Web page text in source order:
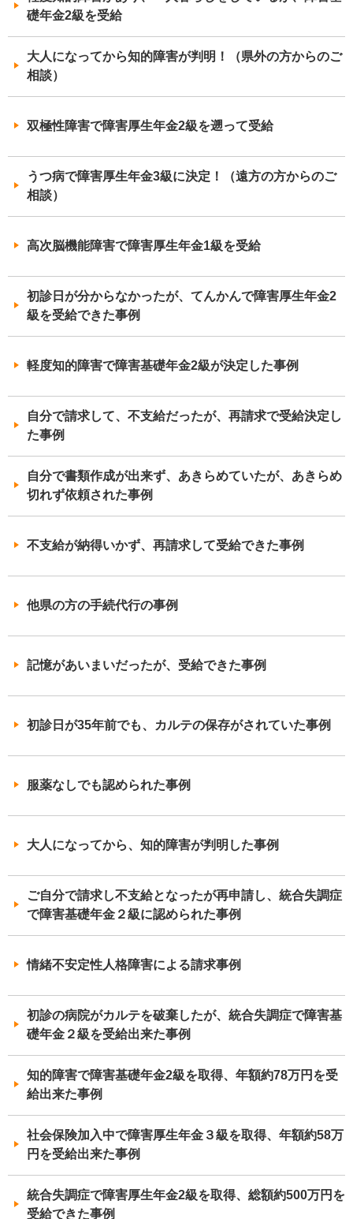
礎年金2級を受給
大人になってから知的障害が判明！（県外の方からのご
相談）
双極性障害で障害厚生年金2級を遡って受給
うつ病で障害厚生年金3級に決定！（遠方の方からのご
相談）
高次脳機能障害で障害厚生年金1級を受給
初診日が分からなかったが、てんかんで障害厚生年金2
級を受給できた事例
軽度知的障害で障害基礎年金2級が決定した事例
自分で請求して、不支給だったが、再請求で受給決定し
た事例
自分で書類作成が出来ず、あきらめていたが、あきらめ
切れず依頼された事例
不支給が納得いかず、再請求して受給できた事例
他県の方の手続代行の事例
記憶があいまいだったが、受給できた事例
初診日が35年前でも、カルテの保存がされていた事例
服薬なしでも認められた事例
大人になってから、知的障害が判明した事例
ご自分で請求し不支給となったが再申請し、統合失調症
で障害基礎年金２級に認められた事例
情緒不安定性人格障害による請求事例
初診の病院がカルテを破棄したが、統合失調症で障害基
礎年金２級を受給出来た事例
知的障害で障害基礎年金2級を取得、年額約78万円を受
給出来た事例
社会保険加入中で障害厚生年金３級を取得、年額約58万
円を受給出来た事例
統合失調症で障害厚生年金2級を取得、総額約500万円を
受給できた事例